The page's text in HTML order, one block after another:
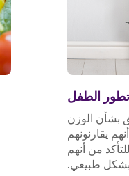
الطفل
بشأن الوزن
يقارنونهم
من أنهم
طبيعي.